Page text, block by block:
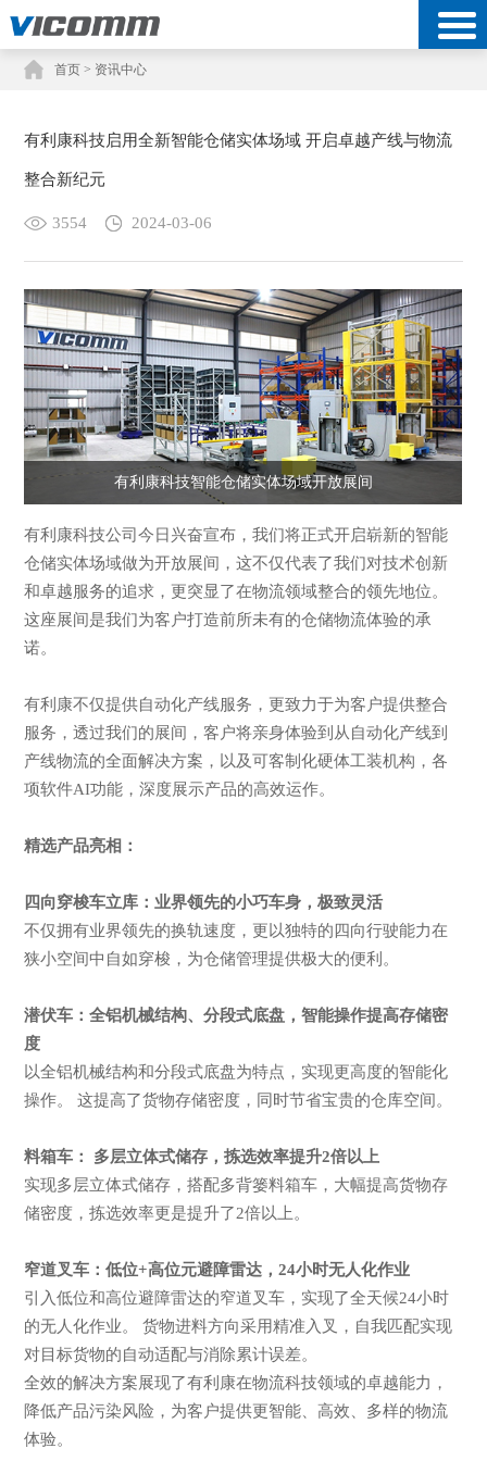
首页 > 资讯中心
有利康科技启用全新智能仓储实体场域 开启卓越产线与物流
整合新纪元
3554 2024-03-06
有利康科技智能仓储实体场域开放展间
有利康科技公司今日兴奋宣布，我们将正式开启崭新的智能
仓储实体场域做为开放展间，这不仅代表了我们对技术创新
和卓越服务的追求，更突显了在物流领域整合的领先地位。
这座展间是我们为客户打造前所未有的仓储物流体验的承
诺。
有利康不仅提供自动化产线服务，更致力于为客户提供整合
服务，透过我们的展间，客户将亲身体验到从自动化产线到
产线物流的全面解决方案，以及可客制化硬体工装机构，各
项软件AI功能，深度展示产品的高效运作。
精选产品亮相：
四向穿梭车立库：业界领先的小巧车身，极致灵活
不仅拥有业界领先的换轨速度，更以独特的四向行驶能力在
狭小空间中自如穿梭，为仓储管理提供极大的便利。
潜伏车：全铝机械结构、分段式底盘，智能操作提高存储密
度
以全铝机械结构和分段式底盘为特点，实现更高度的智能化
操作。 这提高了货物存储密度，同时节省宝贵的仓库空间。
料箱车： 多层立体式储存，拣选效率提升2倍以上
实现多层立体式储存，搭配多背篓料箱车，大幅提高货物存
储密度，拣选效率更是提升了2倍以上。
窄道叉车：低位+高位元避障雷达，24小时无人化作业
引入低位和高位避障雷达的窄道叉车，实现了全天候24小时
的无人化作业。 货物进料方向采用精准入叉，自我匹配实现
对目标货物的自动适配与消除累计误差。
全效的解决方案展现了有利康在物流科技领域的卓越能力，
降低产品污染风险，为客户提供更智能、高效、多样的物流
体验。